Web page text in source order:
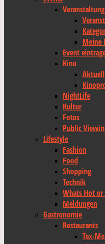
Meine
Event
Kino
NightLife
Kultur
Fotos
Public
Lifestyle
Fashion
Food
Shopping
Technik
Whats Hot
Meldungen
Gastronomie
Restaurants
Tex-